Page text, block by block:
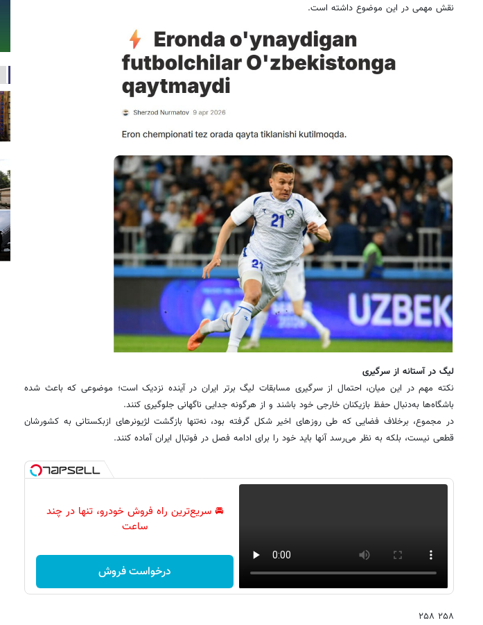
نقش مهمی در این موضوع داشته است.
لیگ در آستانه از سرگیری
نکته مهم در این میان، احتمال از سرگیری مسابقات لیگ برتر ایران در آینده نزدیک است؛ موضوعی که باعث شده
باشگاه‌ها به‌دنبال حفظ بازیکنان خارجی خود باشند و از هرگونه جدایی ناگهانی جلوگیری کنند.
در مجموع، برخلاف فضایی که طی روزهای اخیر شکل گرفته بود، نه‌تنها بازگشت لژیونرهای ازبکستانی به کشورشان
قطعی نیست، بلکه به نظر می‌رسد آنها باید خود را برای ادامه فصل در فوتبال ایران آماده کنند.
🚘 سریع‌ترین راه فروش خودرو، تنها در چند
ساعت
درخواست فروش
۲۵۸ ۲۵۸